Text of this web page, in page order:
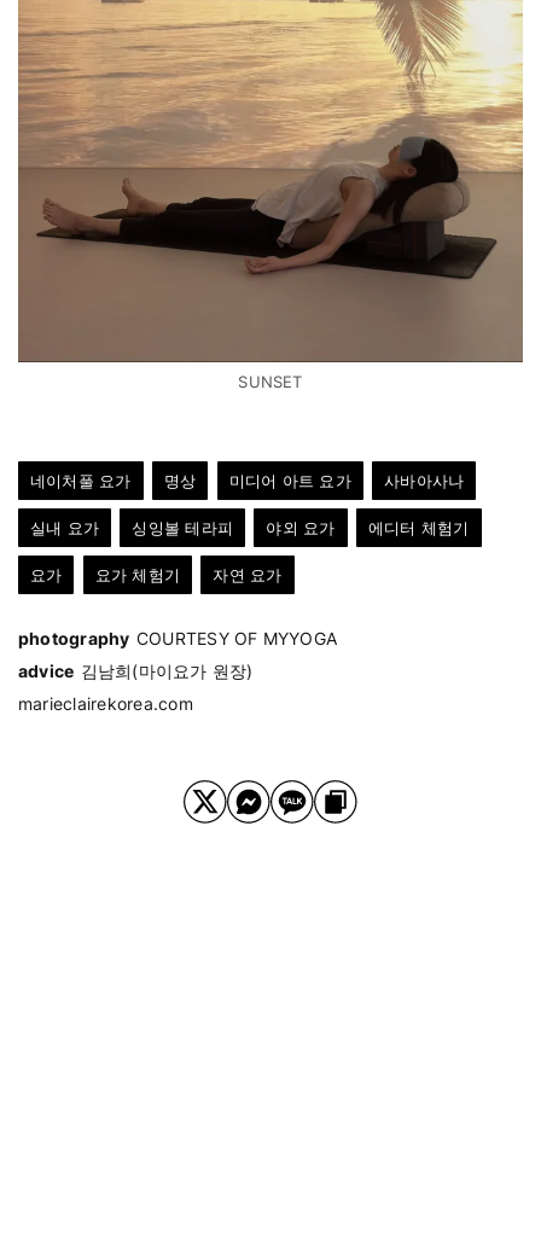
SUNSET
네이처풀 요가 명상 미디어 아트 요가 사바아사나
실내 요가 싱잉볼 테라피 야외 요가 에디터 체험기
요가 요가 체험기 자연 요가
photography COURTESY OF MYYOGA
advice 김남희(마이요가 원장)
marieclairekorea.com